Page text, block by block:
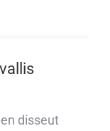
disseut